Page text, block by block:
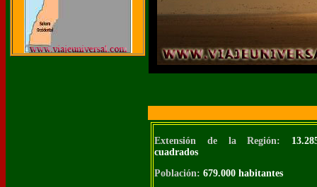
Extensión de la Región:
cuadrados
Población: 679.000 habitantes